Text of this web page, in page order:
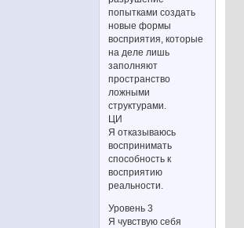
попытками создать
новые формы
восприятия, которые
на деле лишь
заполняют
пространство
ложными
структурами.
ЦИ
Я отказываюсь
воспринимать
способность к
восприятию
реальности.
Уровень 3
Я чувствую себя